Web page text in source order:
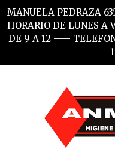
MANUELA PEDRAZA
HORARIO DE LUNES A
DE 9 A 12 ----